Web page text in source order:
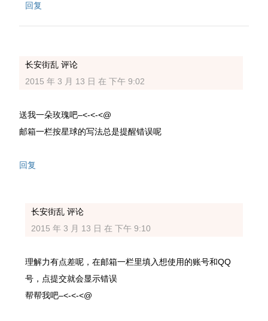
回复
长安街乱 评论
2015 年 3 月 13 日 在 下午 9:02
送我一朵玫瑰吧–<-<-<@
邮箱一栏按星球的写法总是提醒错误呢
回复
长安街乱 评论
2015 年 3 月 13 日 在 下午 9:10
理解力有点差呢，在邮箱一栏里填入想使用的账号和QQ
号，点提交就会显示错误
帮帮我吧–<-<-<@